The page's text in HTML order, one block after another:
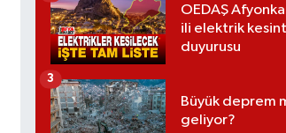
OEDAŞ
ili elektrik
duyurusu
Büyük deprem
geliyor?
3